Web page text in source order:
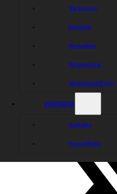
Vår historia
Styrelsen
Bli medlem
Bli funktionär
Värdegrund/Policy
KONTAKTA
Kontakta
Press/Media